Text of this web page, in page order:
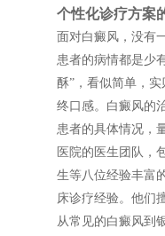
个性化诊疗方案
面对白癜风，没有
患者的病情都是少
酥”，看似简单，
终口感。白癜风的
患者的具体情况，
医院的医生团队，
生等八位经验丰富
床诊疗经验。他们
从常见的白癜风到